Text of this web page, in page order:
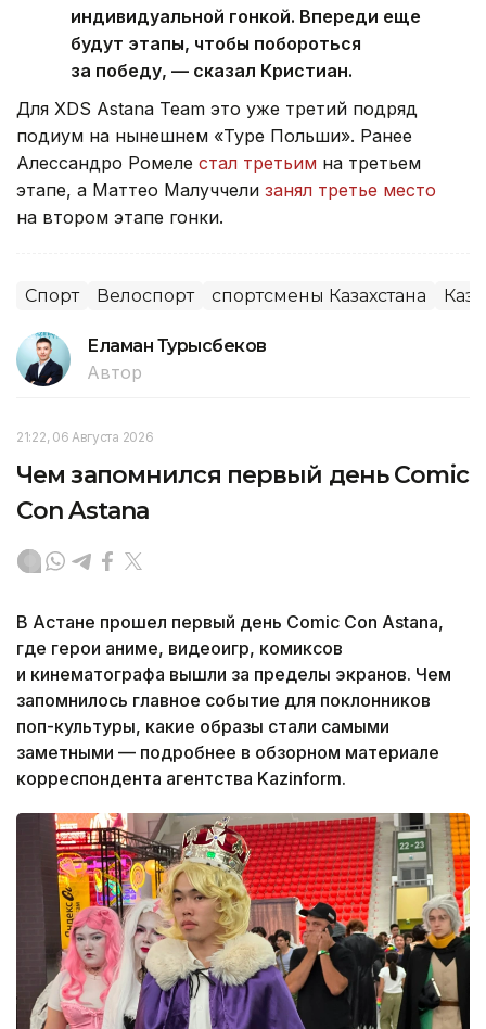
индивидуальной гонкой. Впереди еще
будут этапы, чтобы побороться
за победу, — сказал Кристиан.
Для XDS Astana Team это уже третий подряд
подиум на нынешнем «Туре Польши». Ранее
Алессандро Ромеле стал третьим на третьем
этапе, а Маттео Малуччели занял третье место
на втором этапе гонки.
Спорт Велоспорт спортсмены Казахстана
Еламан Турысбеков
Автор
21:22, 06 Августа 2026
Чем запомнился первый день Comic
Con Astana
В Астане прошел первый день Comic Con Astana,
где герои аниме, видеоигр, комиксов
и кинематографа вышли за пределы экранов. Чем
запомнилось главное событие для поклонников
поп-культуры, какие образы стали самыми
заметными — подробнее в обзорном материале
корреспондента агентства Kazinform.